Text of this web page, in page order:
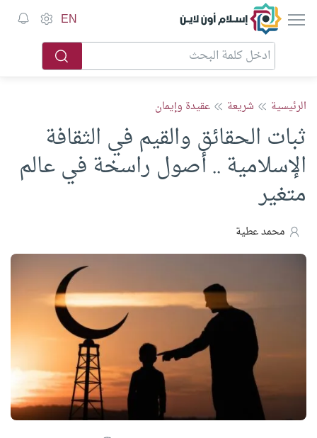
إسلام أون لاين EN
الرئيسية شريعة عقيدة وإيمان
ثبات الحقائق والقيم في الثقافة
الإسلامية .. أصول راسخة في عالم
متغير
محمد عطية